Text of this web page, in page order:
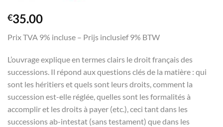
€35.00
Prix TVA 9% incluse – Prijs inclusief 9% BTW
L’ouvrage explique en termes clairs le droit français des
successions. Il répond aux questions clés de la matière : qui
sont les héritiers et quels sont leurs droits, comment la
succession est-elle réglée, quelles sont les formalités à
accomplir et les droits à payer (etc.), ceci tant dans les
successions ab-intestat (sans testament) que dans les